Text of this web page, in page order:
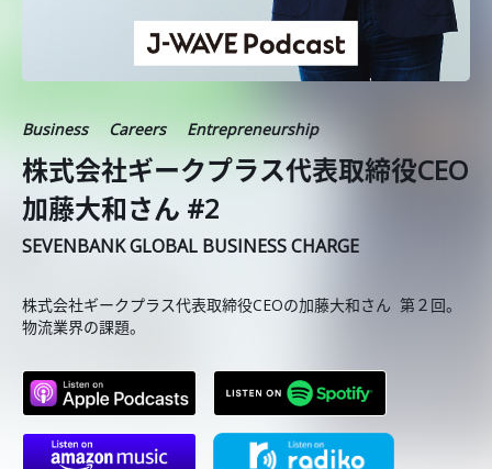
Business Careers Entrepreneurship
株式会社ギークプラス代表取締役CEO
加藤大和さん #2
SEVENBANK GLOBAL BUSINESS CHARGE
株式会社ギークプラス代表取締役CEOの加藤大和さん 第２回。
物流業界の課題。